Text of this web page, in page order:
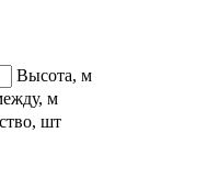
Высота, м
м
шт